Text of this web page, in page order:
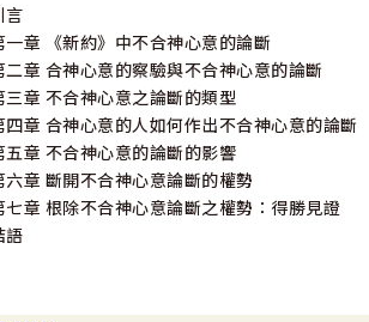
言
一章 《新約》中不合神心意的論斷
二章 合神心意的察驗與不合神心意的論斷
三章 不合神心意之論斷的類型
四章 合神心意的人如何作出不合神心意的論斷
五章 不合神心意的論斷的影響
六章 斷開不合神心意論斷的權勢
七章 根除不合神心意論斷之權勢：得勝見證
語